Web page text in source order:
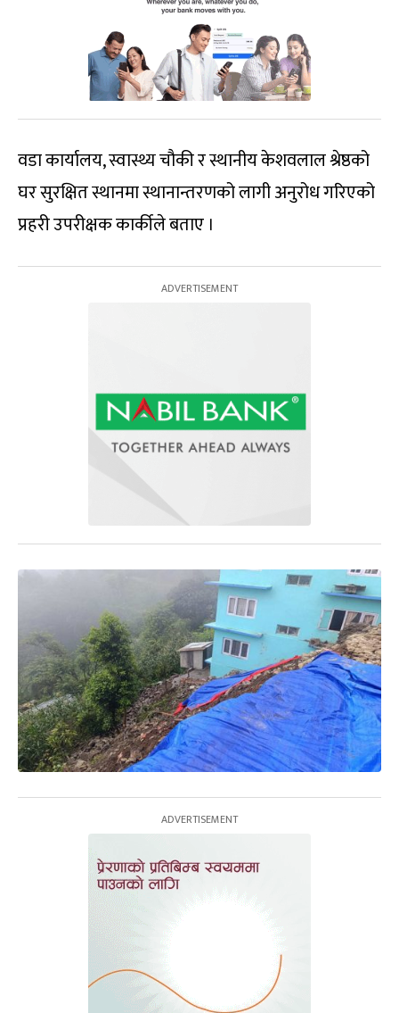
वडा कार्यालय, स्वास्थ्य चौकी र स्थानीय केशवलाल श्रेष्ठको
घर सुरक्षित स्थानमा स्थानान्तरणको लागी अनुरोध गरिएको
प्रहरी उपरीक्षक कार्कीले बताए ।